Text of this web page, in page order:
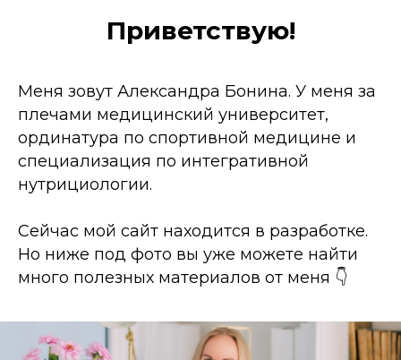
Приветствую!
Меня зовут Александра Бонина. У меня за
плечами медицинский университет,
ординатура по спортивной медицине и
специализация по интегративной
нутрициологии.
Сейчас мой сайт находится в разработке.
Но ниже под фото вы уже можете найти
много полезных материалов от меня 👇